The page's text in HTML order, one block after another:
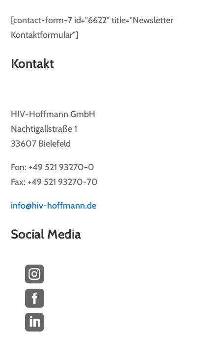
[contact-form-7 id="6622" title="Newsletter
Kontaktformular"]
Kontakt
HIV-Hoffmann GmbH
Nachtigallstraße 1
33607 Bielefeld
Fon: +49 521 93270-0
Fax: +49 521 93270-70
info@hiv-hoffmann.de
Social Media


